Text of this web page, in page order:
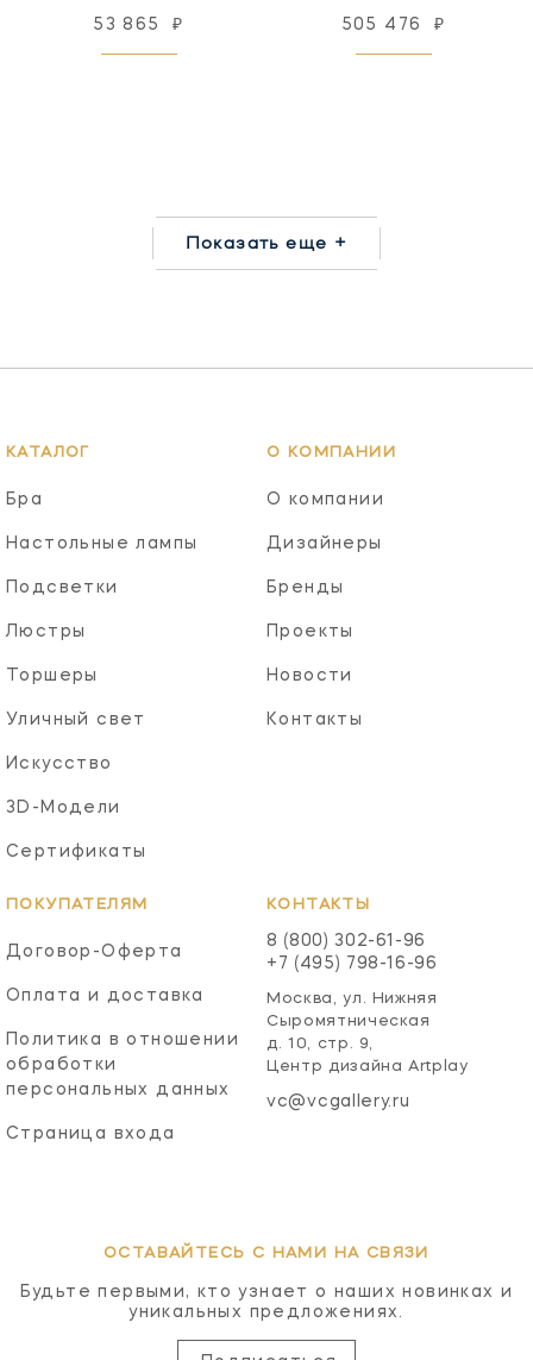
53 865 ₽ 505 476 ₽
Показать еще +
КАТАЛОГ
Бра
Настольные лампы
Подсветки
Люстры
Торшеры
Уличный свет
Искусство
3D-Модели
Сертификаты
О КОМПАНИИ
О компании
Дизайнеры
Бренды
Проекты
Новости
Контакты
ПОКУПАТЕЛЯМ
Договор-Оферта
Оплата и доставка
Политика в отношении
обработки
персональных данных
Страница входа
КОНТАКТЫ
8 (800) 302-61-96
+7 (495) 798-16-96
Москва, ул. Нижняя
Сыромятническая
д. 10, стр. 9,
Центр дизайна Artplay
vc@vcgallery.ru
ОСТАВАЙТЕСЬ С НАМИ НА СВЯЗИ
Будьте первыми, кто узнает о наших новинках и
уникальных предложениях.